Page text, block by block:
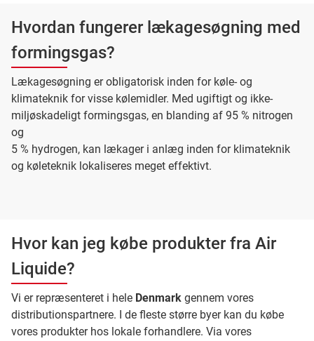
Hvordan fungerer lækagesøgning med
formingsgas?
Lækagesøgning er obligatorisk inden for køle- og
klimateknik for visse kølemidler. Med ugiftigt og ikke-
miljøskadeligt formingsgas, en blanding af 95 % nitrogen
og
5 % hydrogen, kan lækager i anlæg inden for klimateknik
og køleteknik lokaliseres meget effektivt.
Hvor kan jeg købe produkter fra Air
Liquide?
Vi er repræsenteret i hele Denmark gennem vores
distributionspartnere. I de fleste større byer kan du købe
vores produkter hos lokale forhandlere. Via vores